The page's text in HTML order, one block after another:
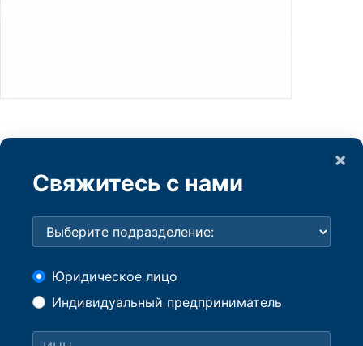
×
Свяжитесь с нами
Юридическое лицо
Индивидуальный предприниматель